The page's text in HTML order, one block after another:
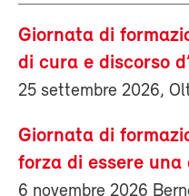
Giornata di
di cura e discorso
25 settembre 2026,
Giornata di
forza di essere una
6 novembre 2026